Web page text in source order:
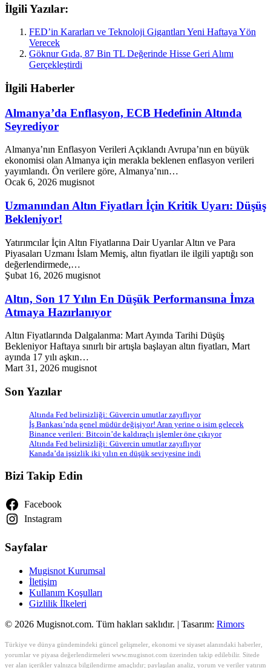
İlgili Yazılar:
FED’in Kararları ve Teknoloji Gigantları Yeni Haftaya Yön
Verecek
Göknur Gıda, 87 Bin TL Değerinde Hisse Geri Alımı
Gerçekleştirdi
İlgili Haberler
Almanya’da Enflasyon, ECB Hedefinin Altında
Seyrediyor
Almanya’nın Enflasyon Verileri Açıklandı Avrupa’nın en büyük
ekonomisi olan Almanya için merakla beklenen enflasyon verileri
yayımlandı. Ön verilere göre, Almanya’nın…
Ocak 6, 2026 mugisnot
Uzmanından Altın Fiyatları İçin Kritik Uyarı: Düşüş
Bekleniyor!
Yatırımcılar İçin Altın Fiyatlarına Dair Uyarılar Altın ve Para
Piyasaları Uzmanı İslam Memiş, altın fiyatları ile ilgili yaptığı son
değerlendirmede,…
Şubat 16, 2026 mugisnot
Altın, Son 17 Yılın En Düşük Performansına İmza
Atmaya Hazırlanıyor
Altın Fiyatlarında Dalgalanma: Mart Ayında Tarihi Düşüş
Bekleniyor Haftaya sınırlı bir artışla başlayan altın fiyatları, Mart
ayında 17 yılı aşkın…
Mart 31, 2026 mugisnot
Son Yazılar
Altında Fed belirsizliği: Güvercin umutlar zayıflıyor
İş Bankası’nda genel müdür değişiyor! Aran yerine o isim gelecek
Binance verileri: Bitcoin’de kaldıraçlı işlemler öne çıkıyor
Altında Fed belirsizliği: Güvercin umutlar zayıflıyor
Kanada’da işsizlik iki yılın en düşük seviyesine indi
Bizi Takip Edin
Facebook
Instagram
Sayfalar
Mugisnot Kurumsal
İletişim
Kullanım Koşulları
Gizlilik İlkeleri
© 2026 Mugisnot.com. Tüm hakları saklıdır. | Tasarım: Rimors
Türkiye ve dünya gündemindeki güncel gelişmeler, ekonomi ve siyaset alanındaki haberler,
yorumlar ve piyasa değerlendirmeleri www.mugisnot.com üzerinden takip edilebilir. Sitede
yer alan içerikler yalnızca bilgilendirme amaçlıdır; paylaşılan analiz, yorum ve veriler yatırım